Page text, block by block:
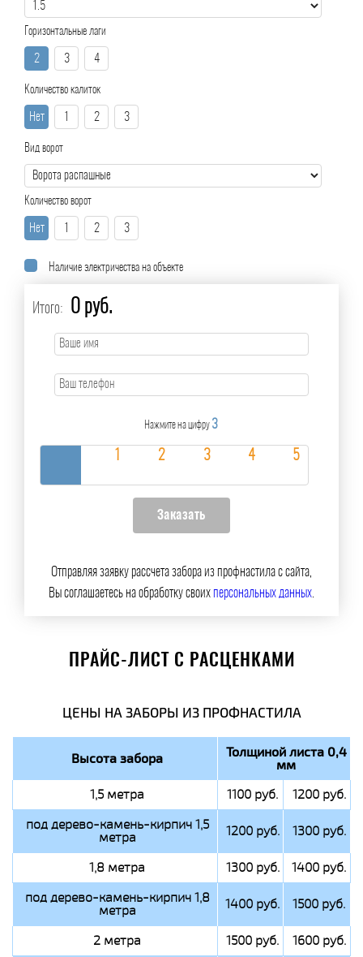
Горизонтальные лаги
2 3 4
Количество калиток
Нет 2 3
Вид ворот
Количество ворот
Нет 2 3
Наличие электричества на объекте
Итого: 0 руб.
Нажмите на цифру 3
Отправляя заявку рассчета забора из профнастила с сайта,
Вы соглашаетесь на обработку своихперсональных данных.
ПРАЙС-ЛИСТ С РАСЦЕНКАМИ
ЦЕНЫ НА ЗАБОРЫ ИЗ ПРОФНАСТИЛА
Высота забора Толщиной листа 0,4
мм
1,5 метра 1100 руб.
1200 руб.
под дерево-камень-кирпич 1,5
метра 1200 руб. 1300 руб.
1,8 метра 1300 руб.
1400 руб.
под дерево-камень-кирпич 1,8
метра 1400 руб. 1500 руб.
2 метра 1500 руб. 1600 руб.